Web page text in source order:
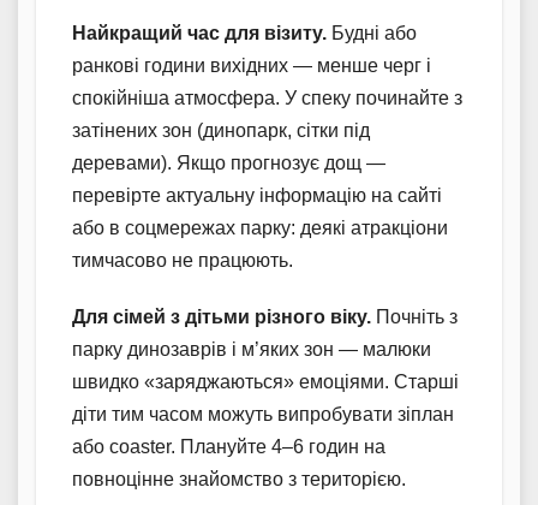
Найкращий час для візиту. Будні або
ранкові години вихідних — менше черг і
спокійніша атмосфера. У спеку починайте з
затінених зон (динопарк, сітки під
деревами). Якщо прогнозує дощ —
перевірте актуальну інформацію на сайті
або в соцмережах парку: деякі атракціони
тимчасово не працюють.
Для сімей з дітьми різного віку. Почніть з
парку динозаврів і м’яких зон — малюки
швидко «заряджаються» емоціями. Старші
діти тим часом можуть випробувати зіплан
або coaster. Плануйте 4–6 годин на
повноцінне знайомство з територією.